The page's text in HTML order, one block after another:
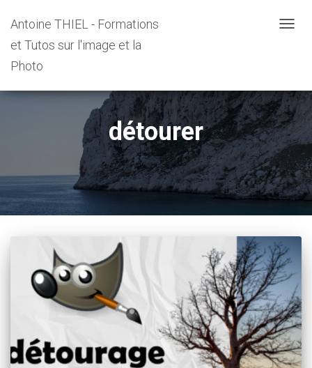
Antoine THIEL - Formations
et Tutos sur l'image et la
Photo
détourer